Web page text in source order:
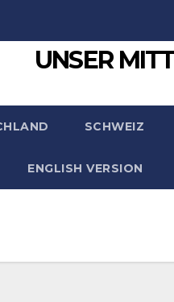
UNSER
SCHWEIZ
ENGLISH VERSION